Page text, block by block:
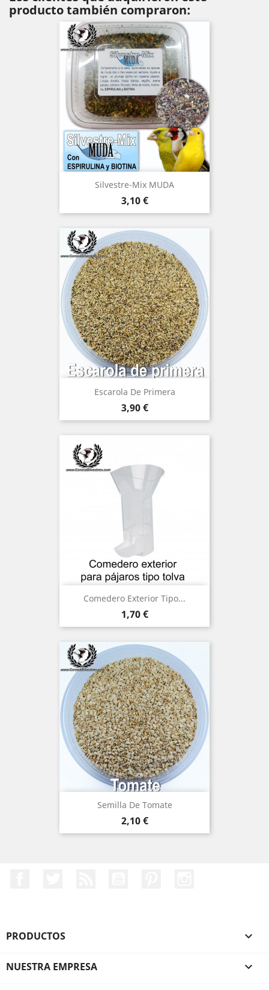
producto también compraron:
Silvestre-Mix MUDA
Precio
3,10 €
Escarola De Primera
Precio
3,90 €
Comedero Exterior Tipo...
Precio
1,70 €
Semilla De Tomate
Precio
2,10 €
PRODUCTOS 
NUESTRA EMPRESA 